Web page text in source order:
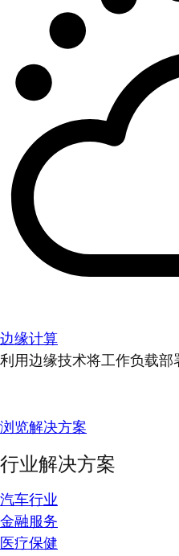
边缘计算
利用边缘技术将工作负载部
浏览解决方案
行业解决方案
汽车行业
金融服务
医疗保健